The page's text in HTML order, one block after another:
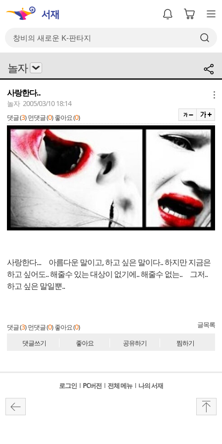
놀자
사랑한다..
놀자 2005/03/10 18:14
댓글 (3) 먼댓글 (0) 좋아요 (0)
사랑한다... 아름다운 말이고, 하고 싶은 말이다.. 하지만 지금은
하고 싶어도.. 해줄수 있는 대상이 없기에.. 해줄수 없는.. 그저..
하고 싶은 말일뿐..
댓글 (3) 먼댓글 (0) 좋아요 (0) 글목록
댓글쓰기 좋아요 공유하기 찜하기
로그인 l PC버전 l 전체 메뉴 l 나의 서재